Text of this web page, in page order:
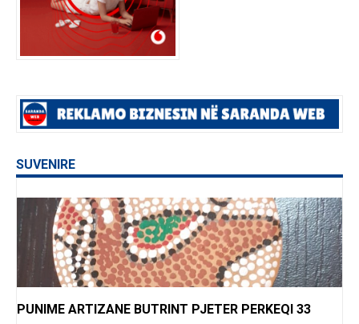
SUVENIRE
PUNIME ARTIZANE BUTRINT PJETER PERKEQI 33